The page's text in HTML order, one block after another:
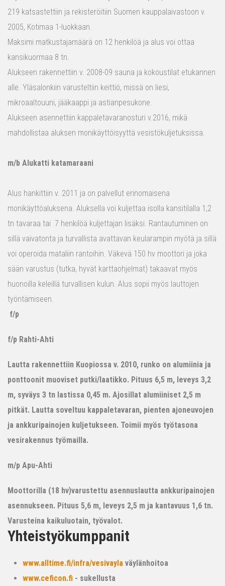
219 katsastettiin ja rekisteröitiin Suomen kauppalaivastoon v.
2005, Kotimaa 1-luokkaan.
Maksimi matkustajamäärä on 12 henkilöä ja alus voi ottaa
kansikuormaa 8 tn.
Alukseen rakennettiin v. 2008-09 sauna ja kokoustilat etukannen
alle. Yläsalonkiin varusteltiin keittiö, missä on liesi,
mikroaaltouuni, jääkaappi ja astianpesukone.
Alukseen asennettiin kappaletavaranosturi v.2016, mikä
mahdollistaa aluksen monikäyttöisyyttä vesistökuljetuksissa.
m/b Alukatti katamaraani
Alus hankittiin v. 2011 ja on palvellut erinomaisena
monikäyttöaluksena. Aluksella voi kuljettaa isolla kansitilalla 1,2
tn tavaraa tai 7 henkilöä kuljettajan lisäksi. Rantautuminen on
sillä vaivatonta ja turvallista avattavan keularampin myötä ja sillä
voi operoida mataliin rantoihin. Väkevä 150 hv moottori ja joka
sään varustus (tutka, hyvät karttaohjelmat) takaavat myös
huonoilla keleillä turvallisen kulun. Alus sopii myös lauttojen
työntämiseen.
f/p
f/p Rahti-Ahti
Lautta rakennettiin Kuopiossa v. 2010, runko on alumiinia ja
ponttoonit muoviset putki/laatikko. Pituus 6,5 m, leveys 3,2
m, syväys 3 tn lastissa 0,45 m. Ajosillat alumiiniset 2,5 m
pitkät. Lautta soveltuu kappaletavaran, pienten ajoneuvojen
ja ankkuripainojen kuljetukseen. Toimii myös työtasona
vesirakennus työmailla.
m/p Apu-Ahti
Moottorilla (18 hv)varustettu asennuslautta ankkuripainojen
asennukseen. Pituus 5,6 m, leveys 2,5 m ja kantavuus 1,6 tn.
Varusteina kaikuluotain, työvalot.
Yhteistyökumppanit
www.alltime.fi/infra/vesivayla väylänhoitoa
www.ceficon.fi - sukellusta